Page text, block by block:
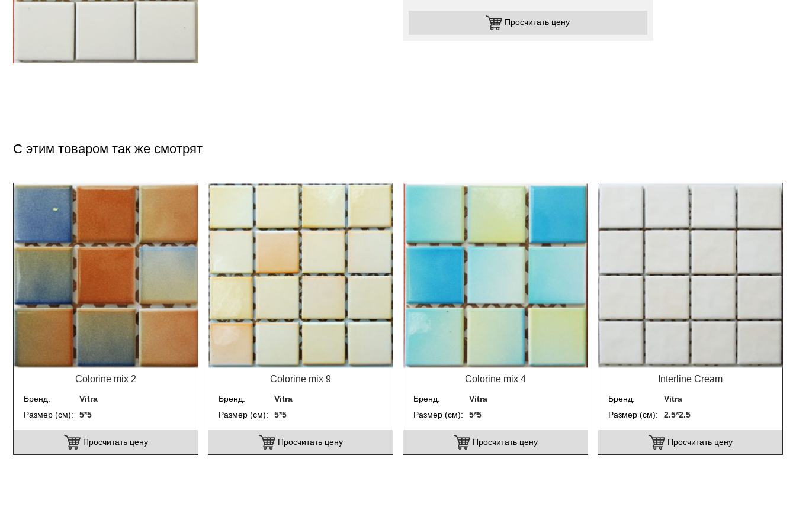
Просчитать цену
С этим товаром так же смотрят
Colorine mix 2
Бренд
Vitra
Размер (см)
5*5
Просчитать цену
Colorine mix 9
Бренд
Vitra
Размер (см)
5*5
Просчитать цену
Colorine mix 4
Бренд
Vitra
Размер (см)
5*5
Просчитать цену
Interline Cream
Бренд
Vitra
Размер (см)
2.5*2.5
Просчитать цену